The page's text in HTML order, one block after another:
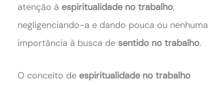
atenção à espiritualidade no trabalho,
negligenciando-a e dando pouca ou nenhuma
importância à busca de sentido no trabalho.
O conceito de espiritualidade no trabalho